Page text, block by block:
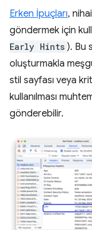
Erken İpuçları,
göndermek için
Early Hints ). Bu
oluşturmakla
stil sayfası veya
kullanılması
gönderebilir.